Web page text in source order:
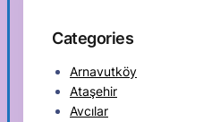
Categories
Arnavutköy
Ataşehir
Avcılar